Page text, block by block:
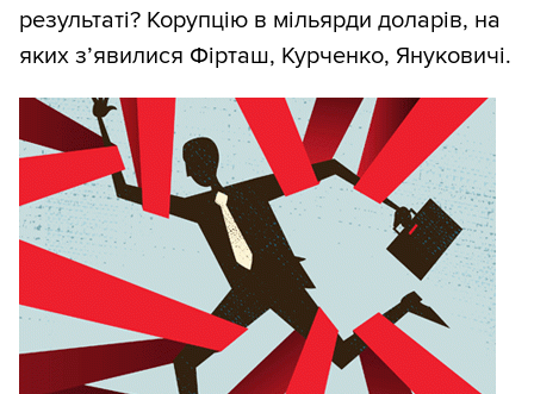
результаті? Корупцію в мільярди доларів, на
яких з’явилися Фірташ, Курченко, Януковичі.